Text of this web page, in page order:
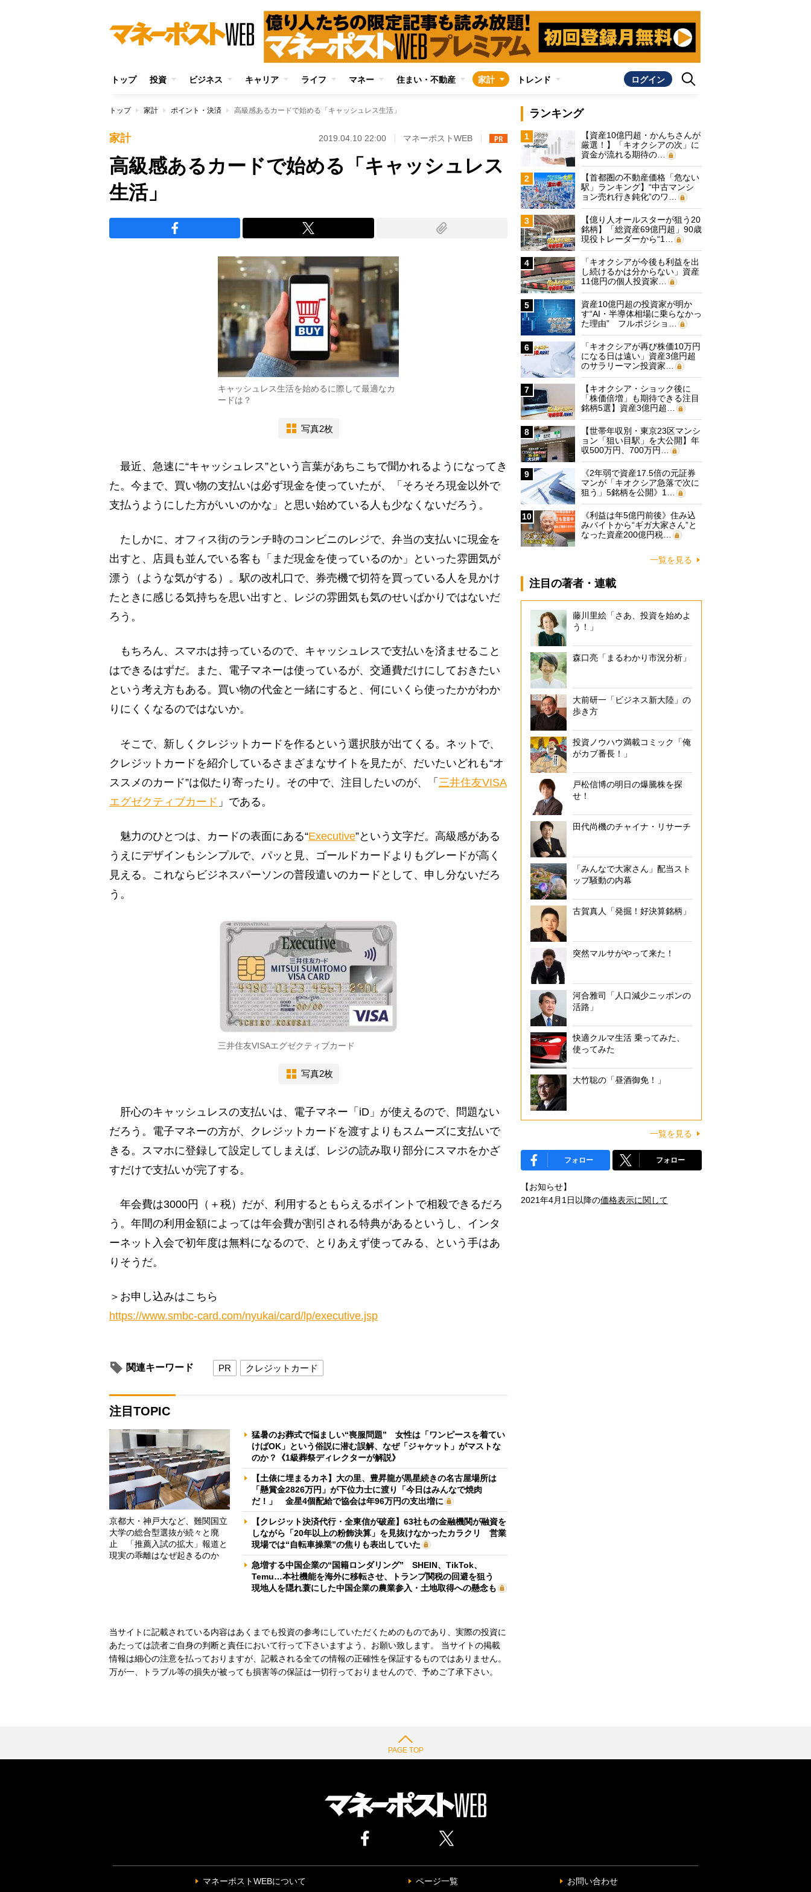
トップ 投資 ビジネス キャリア ライフ マネー 住まい・不動産 家計 トレンド ログイン
トップ 家計 ポイント・決済 高級感あるカードで始める「キャッシュレス生活」
家計 2019.04.10 22:00 マネーポストWEB
高級感あるカードで始める「キャッシュレス
生活」
キャッシュレス生活を始めるに際して最適なカ
ードは？
写真2枚
最近、急速に“キャッシュレス”という言葉があちこちで聞かれるようになってき
た。今まで、買い物の支払いは必ず現金を使っていたが、「そろそろ現金以外で
支払うようにした方がいいのかな」と思い始めている人も少なくないだろう。
たしかに、オフィス街のランチ時のコンビニのレジで、弁当の支払いに現金を
出すと、店員も並んでいる客も「まだ現金を使っているのか」といった雰囲気が
漂う（ような気がする）。駅の改札口で、券売機で切符を買っている人を見かけ
たときに感じる気持ちを思い出すと、レジの雰囲気も気のせいばかりではないだ
ろう。
もちろん、スマホは持っているので、キャッシュレスで支払いを済ませること
はできるはずだ。また、電子マネーは使っているが、交通費だけにしておきたい
という考え方もある。買い物の代金と一緒にすると、何にいくら使ったかがわか
りにくくなるのではないか。
そこで、新しくクレジットカードを作るという選択肢が出てくる。ネットで、
クレジットカードを紹介しているさまざまなサイトを見たが、だいたいどれも“オ
ススメのカード”は似たり寄ったり。その中で、注目したいのが、「 三井住友VISA
エグゼクティブカード 」である。
魅力のひとつは、カードの表面にある“Executive”という文字だ。高級感がある
うえにデザインもシンプルで、パッと見、ゴールドカードよりもグレードが高く
見える。これならビジネスパーソンの普段遣いのカードとして、申し分ないだろ
う。
三井住友VISAエグゼクティブカード
写真2枚
肝心のキャッシュレスの支払いは、電子マネー「iD」が使えるので、問題ない
だろう。電子マネーの方が、クレジットカードを渡すよりもスムーズに支払いで
きる。スマホに登録して設定してしまえば、レジの読み取り部分にスマホをかざ
すだけで支払いが完了する。
年会費は3000円（＋税）だが、利用するともらえるポイントで相殺できるだろ
う。年間の利用金額によっては年会費が割引される特典があるというし、インタ
ーネット入会で初年度は無料になるので、とりあえず使ってみる、という手はあ
りそうだ。
＞お申し込みはこちら
https://www.smbc-card.com/nyukai/card/lp/executive.jsp
関連キーワード PR クレジットカード
注目TOPIC
京都大・神戸大など、難関国立
大学の総合型選抜が続々と廃
止 「推薦入試の拡大」報道と
現実の乖離はなぜ起きるのか
猛暑のお葬式で悩ましい“喪服問題” 女性は「ワンピースを着てい
けばOK」という俗説に潜む誤解、なぜ「ジャケット」がマストな
のか？《1級葬祭ディレクターが解説》
【土俵に埋まるカネ】大の里、豊昇龍が黒星続きの名古屋場所は
「懸賞金2826万円」が下位力士に渡り「今日はみんなで焼肉
だ！」 金星4個配給で協会は年96万円の支出増に
【クレジット決済代行・全東信が破産】63社もの金融機関が融資を
しながら「20年以上の粉飾決算」を見抜けなかったカラクリ 営業
現場では“自転車操業”の焦りも表出していた
急増する中国企業の“国籍ロンダリング” SHEIN、TikTok、
Temu…本社機能を海外に移転させ、トランプ関税の回避を狙う
現地人を隠れ蓑にした中国企業の農業参入・土地取得への懸念も
当サイトに記載されている内容はあくまでも投資の参考にしていただくためのものであり、実際の投資に
あたっては読者ご自身の判断と責任において行って下さいますよう、お願い致します。 当サイトの掲載
情報は細心の注意を払っておりますが、記載される全ての情報の正確性を保証するものではありません。
万が一、トラブル等の損失が被っても損害等の保証は一切行っておりませんので、予めご了承下さい。
ランキング
1
【資産10億円超・かんちさんが
厳選！】「キオクシアの次」に
資金が流れる期待の…
2
【首都圏の不動産価格「危ない
駅」ランキング】“中古マンシ
ョン売れ行き鈍化”のワ…
3
【億り人オールスターが狙う20
銘柄】「総資産69億円超」90歳
現役トレーダーから“1…
4
「キオクシアが今後も利益を出
し続けるかは分からない」資産
11億円の個人投資家…
5
資産10億円超の投資家が明か
す“AI・半導体相場に乗らなかっ
た理由” フルポジショ…
6
「キオクシアが再び株価10万円
になる日は遠い」資産3億円超
のサラリーマン投資家…
7
【キオクシア・ショック後に
「株価倍増」も期待できる注目
銘柄5選】資産3億円超…
8
【世帯年収別・東京23区マンシ
ョン「狙い目駅」を大公開】年
収500万円、700万円…
9
《2年弱で資産17.5倍の元証券
マンが「キオクシア急落で次に
狙う」5銘柄を公開》1…
10
《利益は年5億円前後》住み込
みバイトから“ギガ大家さん”と
なった資産200億円税…
一覧を見る
注目の著者・連載
藤川里絵「さあ、投資を始めよ
う！」
森口亮「まるわかり市況分析」
大前研一「ビジネス新大陸」の
歩き方
投資ノウハウ満載コミック「俺
がカブ番長！」
戸松信博の明日の爆騰株を探
せ！
田代尚機のチャイナ・リサーチ
「みんなで大家さん」配当スト
ップ騒動の内幕
古賀真人「発掘！好決算銘柄」
突然マルサがやって来た！
河合雅司「人口減少ニッポンの
活路」
快適クルマ生活 乗ってみた、
使ってみた
大竹聡の「昼酒御免！」
一覧を見る
フォロー フォロー
【お知らせ】
2021年4月1日以降の価格表示に関して
PAGE TOP
マネーポストWEBについて ページ一覧 お問い合わせ